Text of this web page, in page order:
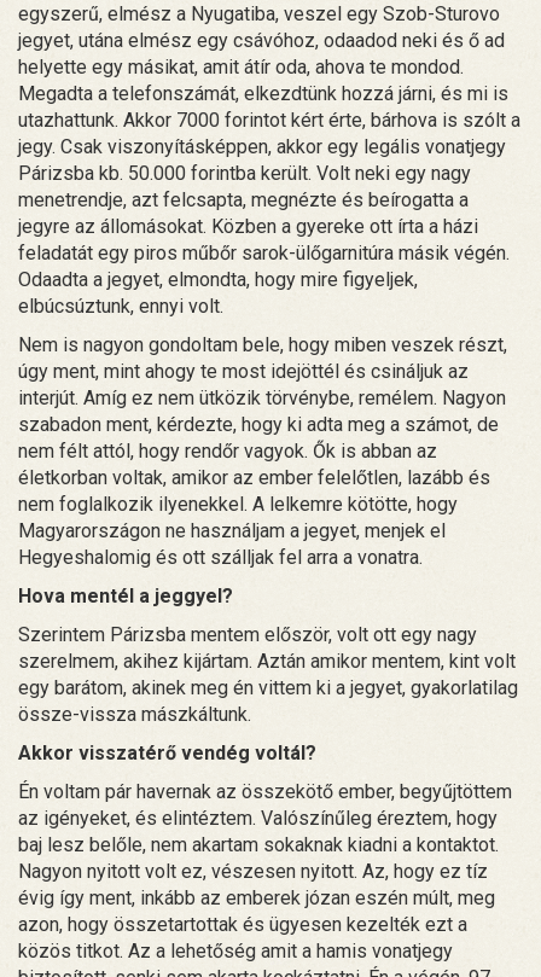
egyszerű, elmész a Nyugatiba, veszel egy Szob-Sturovo
jegyet, utána elmész egy csávóhoz, odaadod neki és ő ad
helyette egy másikat, amit átír oda, ahova te mondod.
Megadta a telefonszámát, elkezdtünk hozzá járni, és mi is
utazhattunk. Akkor 7000 forintot kért érte, bárhova is szólt a
jegy. Csak viszonyításképpen, akkor egy legális vonatjegy
Párizsba kb. 50.000 forintba került. Volt neki egy nagy
menetrendje, azt felcsapta, megnézte és beírogatta a
jegyre az állomásokat. Közben a gyereke ott írta a házi
feladatát egy piros műbőr sarok-ülőgarnitúra másik végén.
Odaadta a jegyet, elmondta, hogy mire figyeljek,
elbúcsúztunk, ennyi volt.
Nem is nagyon gondoltam bele, hogy miben veszek részt,
úgy ment, mint ahogy te most idejöttél és csináljuk az
interjút. Amíg ez nem ütközik törvénybe, remélem. Nagyon
szabadon ment, kérdezte, hogy ki adta meg a számot, de
nem félt attól, hogy rendőr vagyok. Ők is abban az
életkorban voltak, amikor az ember felelőtlen, lazább és
nem foglalkozik ilyenekkel. A lelkemre kötötte, hogy
Magyarországon ne használjam a jegyet, menjek el
Hegyeshalomig és ott szálljak fel arra a vonatra.
Hova mentél a jeggyel?
Szerintem Párizsba mentem először, volt ott egy nagy
szerelmem, akihez kijártam. Aztán amikor mentem, kint volt
egy barátom, akinek meg én vittem ki a jegyet, gyakorlatilag
össze-vissza mászkáltunk.
Akkor visszatérő vendég voltál?
Én voltam pár havernak az összekötő ember, begyűjtöttem
az igényeket, és elintéztem. Valószínűleg éreztem, hogy
baj lesz belőle, nem akartam sokaknak kiadni a kontaktot.
Nagyon nyitott volt ez, vészesen nyitott. Az, hogy ez tíz
évig így ment, inkább az emberek józan eszén múlt, meg
azon, hogy összetartottak és ügyesen kezelték ezt a
közös titkot. Az a lehetőség amit a hamis vonatjegy